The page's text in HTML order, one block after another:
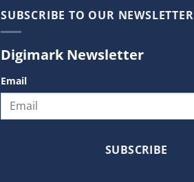
SUBSCRIBE TO OUR NEWSLETTER
Digimark Newsletter
Email
SUBSCRIBE